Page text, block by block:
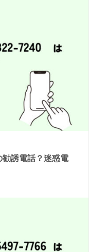
誘電話？迷惑電